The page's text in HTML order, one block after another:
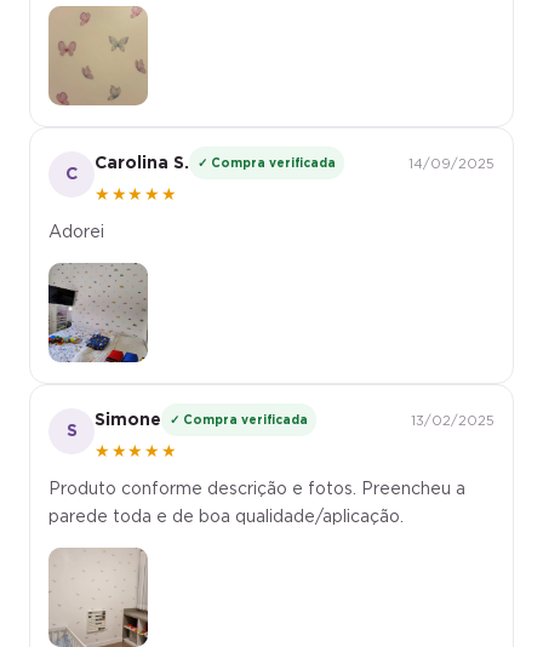
C
Carolina S. ✓ Compra verificada
★★★★★
14/09/2025
Adorei
S
Simone ✓ Compra verificada
★★★★★
13/02/2025
Produto conforme descrição e fotos. Preencheu a
parede toda e de boa qualidade/aplicação.